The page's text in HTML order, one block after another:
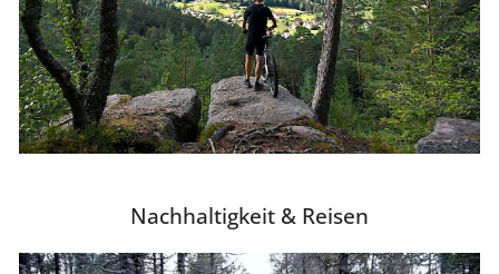
Nachhaltigkeit & Reisen